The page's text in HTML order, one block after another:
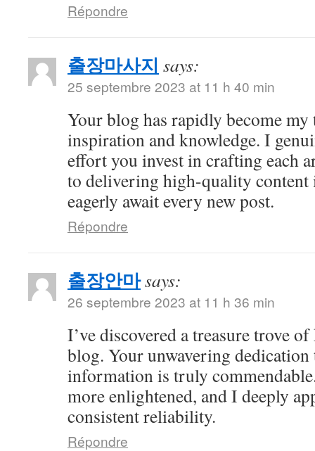
Répondre
출장마사지 says:
25 septembre 2023 at 11 h 40 min
Your blog has rapidly become
inspiration and knowledge. I
effort you invest in crafting each
to delivering high-quality content
eagerly await every new post.
Répondre
출장안마says:
26 septembre 2023 at 11 h 36 min
I’ve discovered a treasure trove
blog. Your unwavering
information is truly
more enlightened, and I deeply
consistent reliability.
Répondre